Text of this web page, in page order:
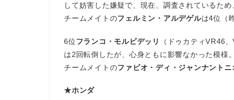
して妨害した嫌疑で、現在、調査されているた
チームメイトのフェルミン・アルデゲルは4位（
6位フランコ・モルビデッリ
（ドゥカティVR46
は2回転倒したが、心身ともに影響なかった模様。
チームメイトのファビオ・ディ・ジャンナントニ
★ホンダ